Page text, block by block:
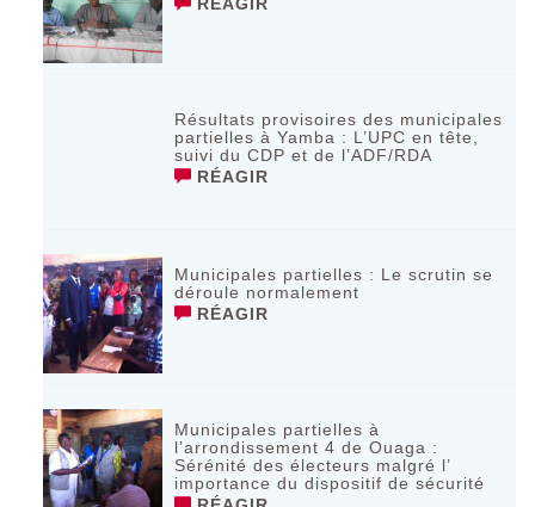
Résultats provisoires des municipales
partielles à Yamba : L’UPC en tête,
suivi du CDP et de l’ADF/RDA
RÉAGIR
Municipales partielles : Le scrutin se
déroule normalement
RÉAGIR
Municipales partielles à
l’arrondissement 4 de Ouaga :
Sérénité des électeurs malgré l’
importance du dispositif de sécurité